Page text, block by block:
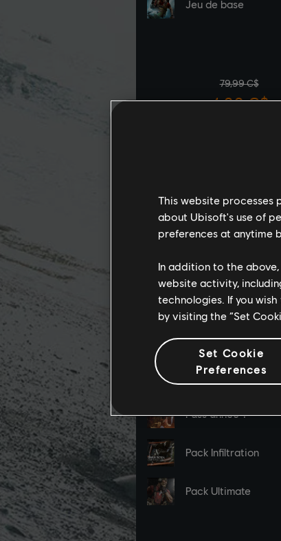
This website processes
about Ubisoft's use of
preferences at anytime
In addition to the
website activity,
technologies. If you
by visiting the “Set
Set Cookie
Preferences